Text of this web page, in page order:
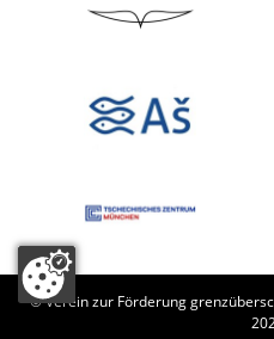
© Verein zur Förderung